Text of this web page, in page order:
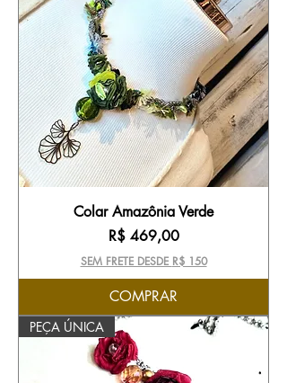
Colar Amazônia Verde
Preço
R$ 469,00
SEM FRETE DESDE R$ 150
COMPRAR
PEÇA ÚNICA